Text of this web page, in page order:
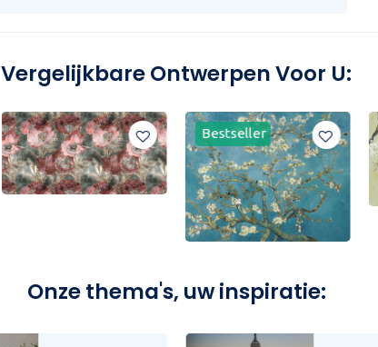
Vergelijkbare Ontwerpen Voor U:
Bestseller
Onze thema's, uw inspiratie: